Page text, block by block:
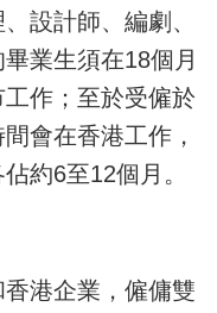
設計師、編劇、
業生須在18個月
作；至於受僱於
會在香港工作，
約6至12個月。
港企業，僱傭雙